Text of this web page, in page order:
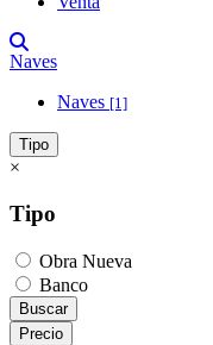
Naves
Naves [1]
Tipo
×
Tipo
Obra Nueva
Banco
Buscar
Precio